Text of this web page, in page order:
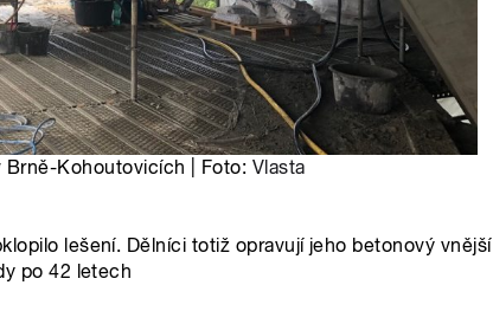
Kohoutovicích | Foto: Vlasta
lešení. Dělníci totiž opravují jeho betonový vnější
po 42 letech